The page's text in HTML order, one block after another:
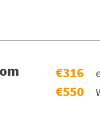
€316
€550